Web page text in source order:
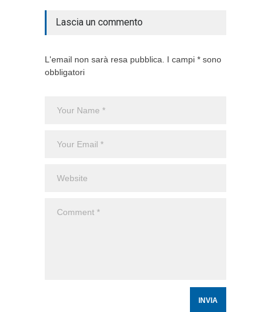
Lascia un commento
L'email non sarà resa pubblica. I campi * sono
obbligatori